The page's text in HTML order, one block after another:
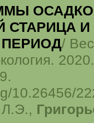
СТАРИЦА И
/
10.26456/